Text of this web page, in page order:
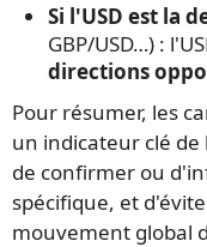
Si l'USD est la
GBP/USD…) :
directions
Pour résumer, les
un indicateur clé
de confirmer ou
spécifique, et
mouvement global